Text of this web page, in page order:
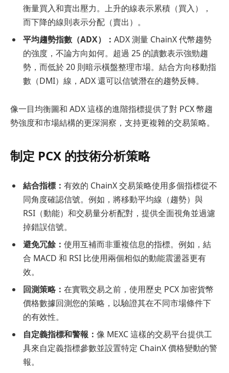
衡量買入和賣出壓力。上升的線表示累積（買入），
而下降的線則表示分配（賣出）。
平均趨勢指數（ADX）： ADX 測量 ChainX 代幣趨勢
的強度，不論方向如何。超過 25 的讀數表示強勁趨
勢，而低於 20 則暗示橫盤整理市場。結合方向移動指
數（DMI）線，ADX 還可以信號潛在的趨勢反轉。
像一目均衡圖和 ADX 這樣的進階指標提供了對 PCX 幣趨
勢強度和市場結構的更深洞察，支持更複雜的交易策略。
制定 PCX 的技術分析策略
結合指標： 有效的 ChainX 交易策略使用多個指標從不
同角度確認信號。例如，將移動平均線（趨勢）與
RSI（動能）和交易量分析配對，提供全面視角並過濾
掉錯誤信號。
避免冗餘： 使用互補而非重複信息的指標。例如，結
合 MACD 和 RSI 比使用兩個相似的動能震盪器更有
效。
回測策略： 在實戰交易之前，使用歷史 PCX 加密貨幣
價格數據回測您的策略，以驗證其在不同市場條件下
的有效性。
自定義指標和警報： 像 MEXC 這樣的交易平台提供工
具來自定義指標參數並設置特定 ChainX 價格變動的警
報。